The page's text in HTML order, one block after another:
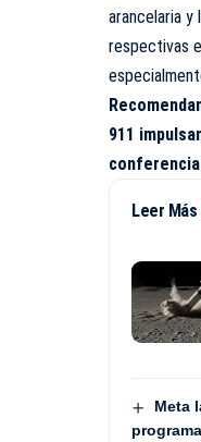
arancelaria y
respectivas
911
conferencia
Leer Más
Meta